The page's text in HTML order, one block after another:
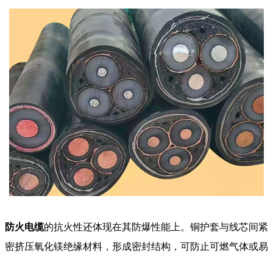
防火电缆的抗火性还体现在其防爆性能上。铜护套与线芯间紧
密挤压氧化镁绝缘材料，形成密封结构，可防止可燃气体或易